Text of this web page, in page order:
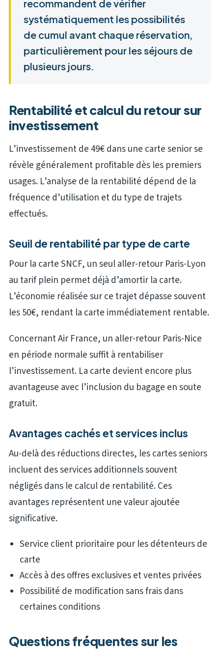
recommandent de vérifier
systématiquement les possibilités
de cumul avant chaque réservation,
particulièrement pour les séjours de
plusieurs jours.
Rentabilité et calcul du retour sur
investissement
L’investissement de 49€ dans une carte senior se
révèle généralement profitable dès les premiers
usages. L’analyse de la rentabilité dépend de la
fréquence d’utilisation et du type de trajets
effectués.
Seuil de rentabilité par type de carte
Pour la carte SNCF, un seul aller-retour Paris-Lyon
au tarif plein permet déjà d’amortir la carte.
L’économie réalisée sur ce trajet dépasse souvent
les 50€, rendant la carte immédiatement rentable.
Concernant Air France, un aller-retour Paris-Nice
en période normale suffit à rentabiliser
l’investissement. La carte devient encore plus
avantageuse avec l’inclusion du bagage en soute
gratuit.
Avantages cachés et services inclus
Au-delà des réductions directes, les cartes seniors
incluent des services additionnels souvent
négligés dans le calcul de rentabilité. Ces
avantages représentent une valeur ajoutée
significative.
Service client prioritaire pour les détenteurs de
carte
Accès à des offres exclusives et ventes privées
Possibilité de modification sans frais dans
certaines conditions
Questions fréquentes sur les